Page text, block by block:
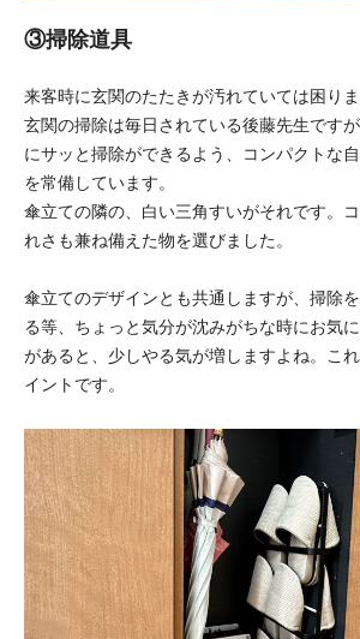
③掃除道具
来客時に玄関のたたきが汚れていては困りま
玄関の掃除は毎日されている後藤先生です
にサッと掃除ができるよう、コンパクトな
を常備しています。
傘立ての隣の、白い三角すいがそれです。
れさも兼ね備えた物を選びました。
傘立てのデザインとも共通しますが、掃除
る等、ちょっと気分が沈みがちな時にお気
があると、少しやる気が増しますよね。こ
イントです。